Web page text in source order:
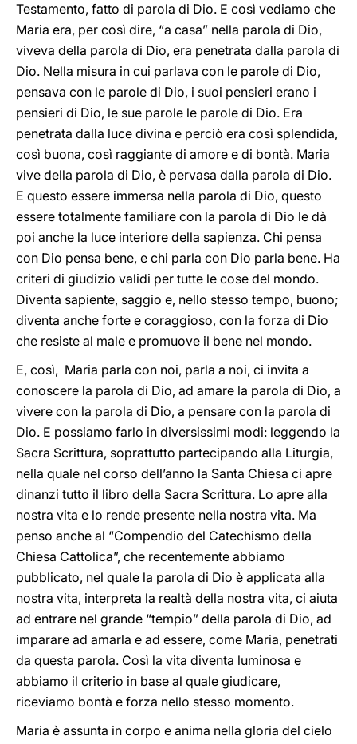
Testamento, fatto di parola di Dio. E così vediamo che
Maria era, per così dire, “a casa” nella parola di Dio,
viveva della parola di Dio, era penetrata dalla parola di
Dio. Nella misura in cui parlava con le parole di Dio,
pensava con le parole di Dio, i suoi pensieri erano i
pensieri di Dio, le sue parole le parole di Dio. Era
penetrata dalla luce divina e perciò era così splendida,
così buona, così raggiante di amore e di bontà. Maria
vive della parola di Dio, è pervasa dalla parola di Dio.
E questo essere immersa nella parola di Dio, questo
essere totalmente familiare con la parola di Dio le dà
poi anche la luce interiore della sapienza. Chi pensa
con Dio pensa bene, e chi parla con Dio parla bene. Ha
criteri di giudizio validi per tutte le cose del mondo.
Diventa sapiente, saggio e, nello stesso tempo, buono;
diventa anche forte e coraggioso, con la forza di Dio
che resiste al male e promuove il bene nel mondo.
E, così, Maria parla con noi, parla a noi, ci invita a
conoscere la parola di Dio, ad amare la parola di Dio, a
vivere con la parola di Dio, a pensare con la parola di
Dio. E possiamo farlo in diversissimi modi: leggendo la
Sacra Scrittura, soprattutto partecipando alla Liturgia,
nella quale nel corso dell’anno la Santa Chiesa ci apre
dinanzi tutto il libro della Sacra Scrittura. Lo apre alla
nostra vita e lo rende presente nella nostra vita. Ma
penso anche al “Compendio del Catechismo della
Chiesa Cattolica”, che recentemente abbiamo
pubblicato, nel quale la parola di Dio è applicata alla
nostra vita, interpreta la realtà della nostra vita, ci aiuta
ad entrare nel grande “tempio” della parola di Dio, ad
imparare ad amarla e ad essere, come Maria, penetrati
da questa parola. Così la vita diventa luminosa e
abbiamo il criterio in base al quale giudicare,
riceviamo bontà e forza nello stesso momento.
Maria è assunta in corpo e anima nella gloria del cielo